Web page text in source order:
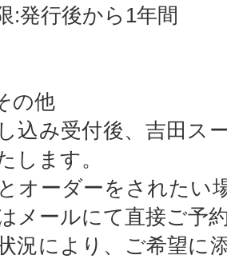
行後から1年間
の他
込み受付後、吉田ス
します。
オーダーをされたい
メールにて直接ご予
況により、ご希望に